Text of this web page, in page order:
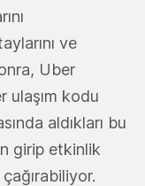
ve
Uber
ulaşım kodu
aldıkları bu
girip etkinlik